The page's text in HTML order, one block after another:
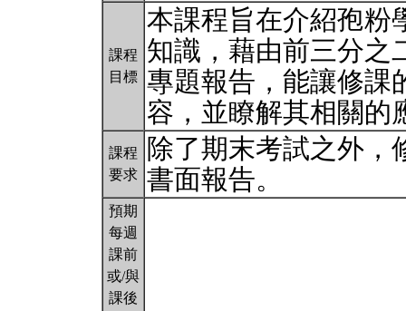
課程
目標
本課程旨在介紹孢粉
知識，藉由前三分之
專題報告，能讓修課
容，並瞭解其相關
課程
要求
除了期末考試之外，
書面報告。
預期
每週
課前
或/與
課後